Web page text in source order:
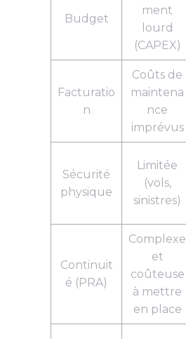
Budget
ment
lourd
(CAPEX)
Facturatio
n
Coûts de
maintena
nce
imprévus
Sécurité
physique
Limitée
(vols,
sinistres)
Continuit
é (PRA)
Complexe
et
coûteuse
à mettre
en place